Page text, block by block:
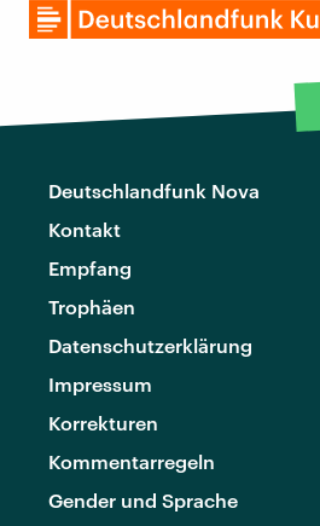
Deutschlandfunk Nova
Kontakt
Empfang
Trophäen
Datenschutzerklärung
Impressum
Korrekturen
Kommentarregeln
Gender und Sprache